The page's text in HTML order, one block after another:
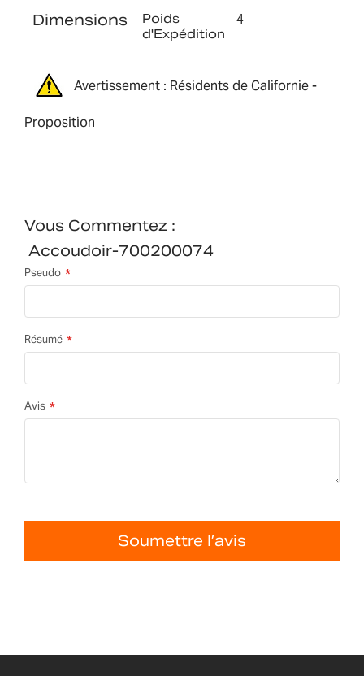
Dimensions
Poids
d'Expédition
4
Avertissement : Résidents de Californie -
Proposition
Vous Commentez :
Accoudoir-700200074
Pseudo
Résumé
Avis
Soumettre l’avis